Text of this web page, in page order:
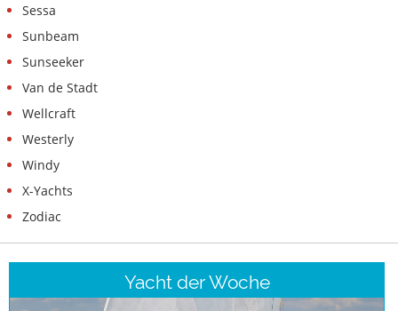
Sessa
Sunbeam
Sunseeker
Van de Stadt
Wellcraft
Westerly
Windy
X-Yachts
Zodiac
Yacht der Woche